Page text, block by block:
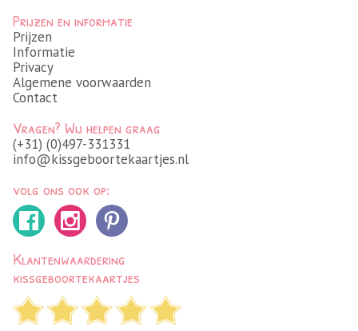
Prijzen en informatie
Prijzen
Informatie
Privacy
Algemene voorwaarden
Contact
Vragen? Wij helpen graag
(+31) (0)497-331331
info@kissgeboortekaartjes.nl
volg ons ook op:
Klantenwaardering
kissgeboortekaartjes